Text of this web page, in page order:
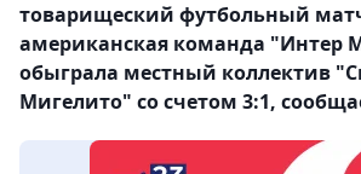
товарищеский футбольный
американская команда "Интер
обыграла местный коллектив
Мигелито" со счетом 3:1,